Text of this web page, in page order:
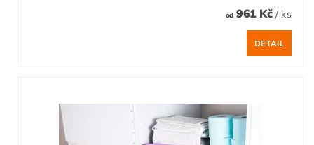
od961 Kč / ks
DETAIL